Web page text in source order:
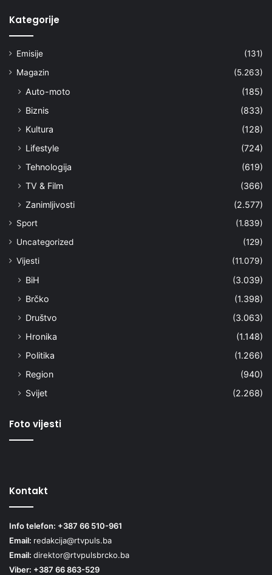
Kategorije
Emisije
(131)
Magazin
(5.263)
Auto-moto
(185)
Biznis
(833)
Kultura
(128)
Lifestyle
(724)
Tehnologija
(619)
TV & Film
(366)
Zanimljivosti
(2.577)
Sport
(1.839)
Uncategorized
(129)
Vijesti
(11.079)
BiH
(3.039)
Brčko
(1.398)
Društvo
(3.063)
Hronika
(1.148)
Politika
(1.266)
Region
(940)
Svijet
(2.268)
Foto vijesti
Kontakt
Info telefon: +387 66 510-961
Email: redakcija@rtvpuls.ba
Email: direktor@rtvpulsbrcko.ba
Viber: +387 66 863-529